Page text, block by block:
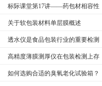
标际课堂第17讲——药包材相容性
检测与应用
关于软包装材料单层膜概述
透水仪是食品包装行业的重要检测
设备高精度薄膜测厚仪在包装检测上存
在的意义
如何选购合适的臭氧老化试验箱？